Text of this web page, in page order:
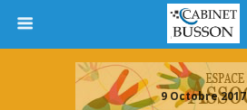
9 Octobre 2017